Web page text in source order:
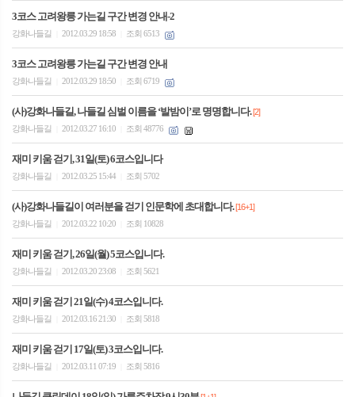
3코스 고려왕릉 가는길 구간 변경 안내-2
강화나들길 2012.03.29 18:58 조회 6513
3코스 고려왕릉 가는길 구간 변경 안내
강화나들길 2012.03.29 18:50 조회 6719
(사)강화나들길, 나들길 심벌 이름을 ‘발밤이’로 명명합니다.[2]
강화나들길
2012.03.27 16:10 조회 48776
재미 키움 걷기, 31일(토) 6코스입니다
강화나들길 2012.03.25 15:44 조회 5702
(사)강화나들길이 여러분을 걷기 인문학에 초대합니다.[16+1]
강화나들길
2012.03.22 10:20 조회 10828
재미 키움 걷기, 26일(월) 5코스입니다.
강화나들길 2012.03.20 23:08 조회 5621
재미 키움 걷기 21일(수) 4코스입니다.
강화나들길 2012.03.16 21:30 조회 5818
재미 키움 걷기 17일(토) 3코스입니다.
강화나들길 2012.03.11 07:19 조회 5816